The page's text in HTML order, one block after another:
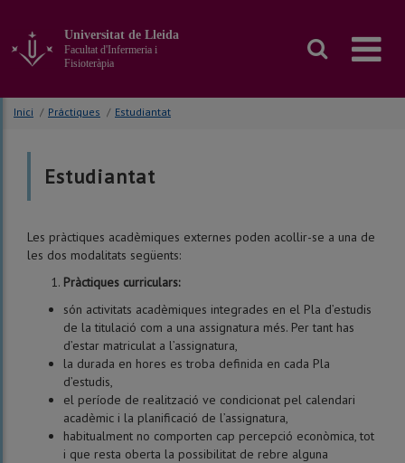
contingut
principal
la
pàgina
Universitat de Lleida
Facultat d'Infermeria i
Fisioteràpia
Inici / Práctiques / Estudiantat
Estudiantat
Les pràctiques acadèmiques externes poden acollir-se a una de
les dos modalitats següents:
Pràctiques curriculars:
són activitats acadèmiques integrades en el Pla d’estudis
de la titulació com a una assignatura més. Per tant has
d’estar matriculat a l’assignatura,
la durada en hores es troba definida en cada Pla
d’estudis,
el període de realització ve condicionat pel calendari
acadèmic i la planificació de l’assignatura,
habitualment no comporten cap percepció econòmica, tot
i que resta oberta la possibilitat de rebre alguna